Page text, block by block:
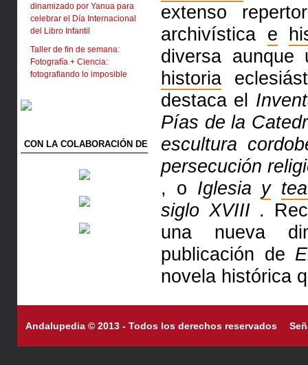
dinamizado por Yanua para
celebrar el Día Internacional
del Libro Infantil
Taller de fin de semana:
Fotografía + Ciencia:
fotografiando lo imposible
CON LA COLABORACIÓN DE
extenso
archivística e
diversa aunque
historia
destaca el
Pías de la
escultura
persecución
, o Iglesia y
siglo XVIII.
una nueva
publicación de
novela histórica
Andalupedia © 2013 - Todos los derechos reservados